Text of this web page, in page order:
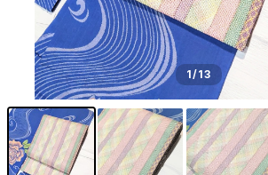
1/13